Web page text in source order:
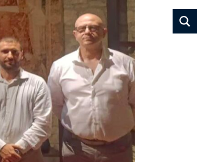
Manila, 5-7 ottobre 2026
30 Luglio 2026
Leggi →